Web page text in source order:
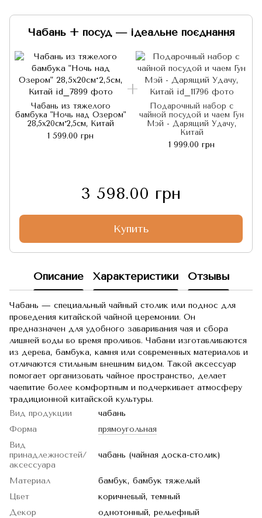
Чабань + посуд — ідеальне поєднання
Чабань из тяжелого
бамбука "Ночь над Озером"
28,5х20см*2,5см, Китай
1 599.00 грн
Подарочный набор с
чайной посудой и чаем Гун
Мэй - Дарящий Удачу,
Китай
1 999.00 грн
3 598.00 грн
Купить
Описание Характеристики Отзывы
Чабань — специальный чайный столик или поднос для
проведения китайской чайной церемонии. Он
предназначен для удобного заваривания чая и сбора
лишней воды во время проливов. Чабани изготавливаются
из дерева, бамбука, камня или современных материалов и
отличаются стильным внешним видом. Такой аксессуар
помогает организовать чайное пространство, делает
чаепитие более комфортным и подчеркивает атмосферу
традиционной китайской культуры.
Вид продукции
чабань
Форма
прямоугольная
Вид
принадлежностей/
аксессуара
чабань (чайная доска-столик)
Материал
бамбук, бамбук тяжелый
Цвет
коричневый, темный
Декор
однотонный, рельефный